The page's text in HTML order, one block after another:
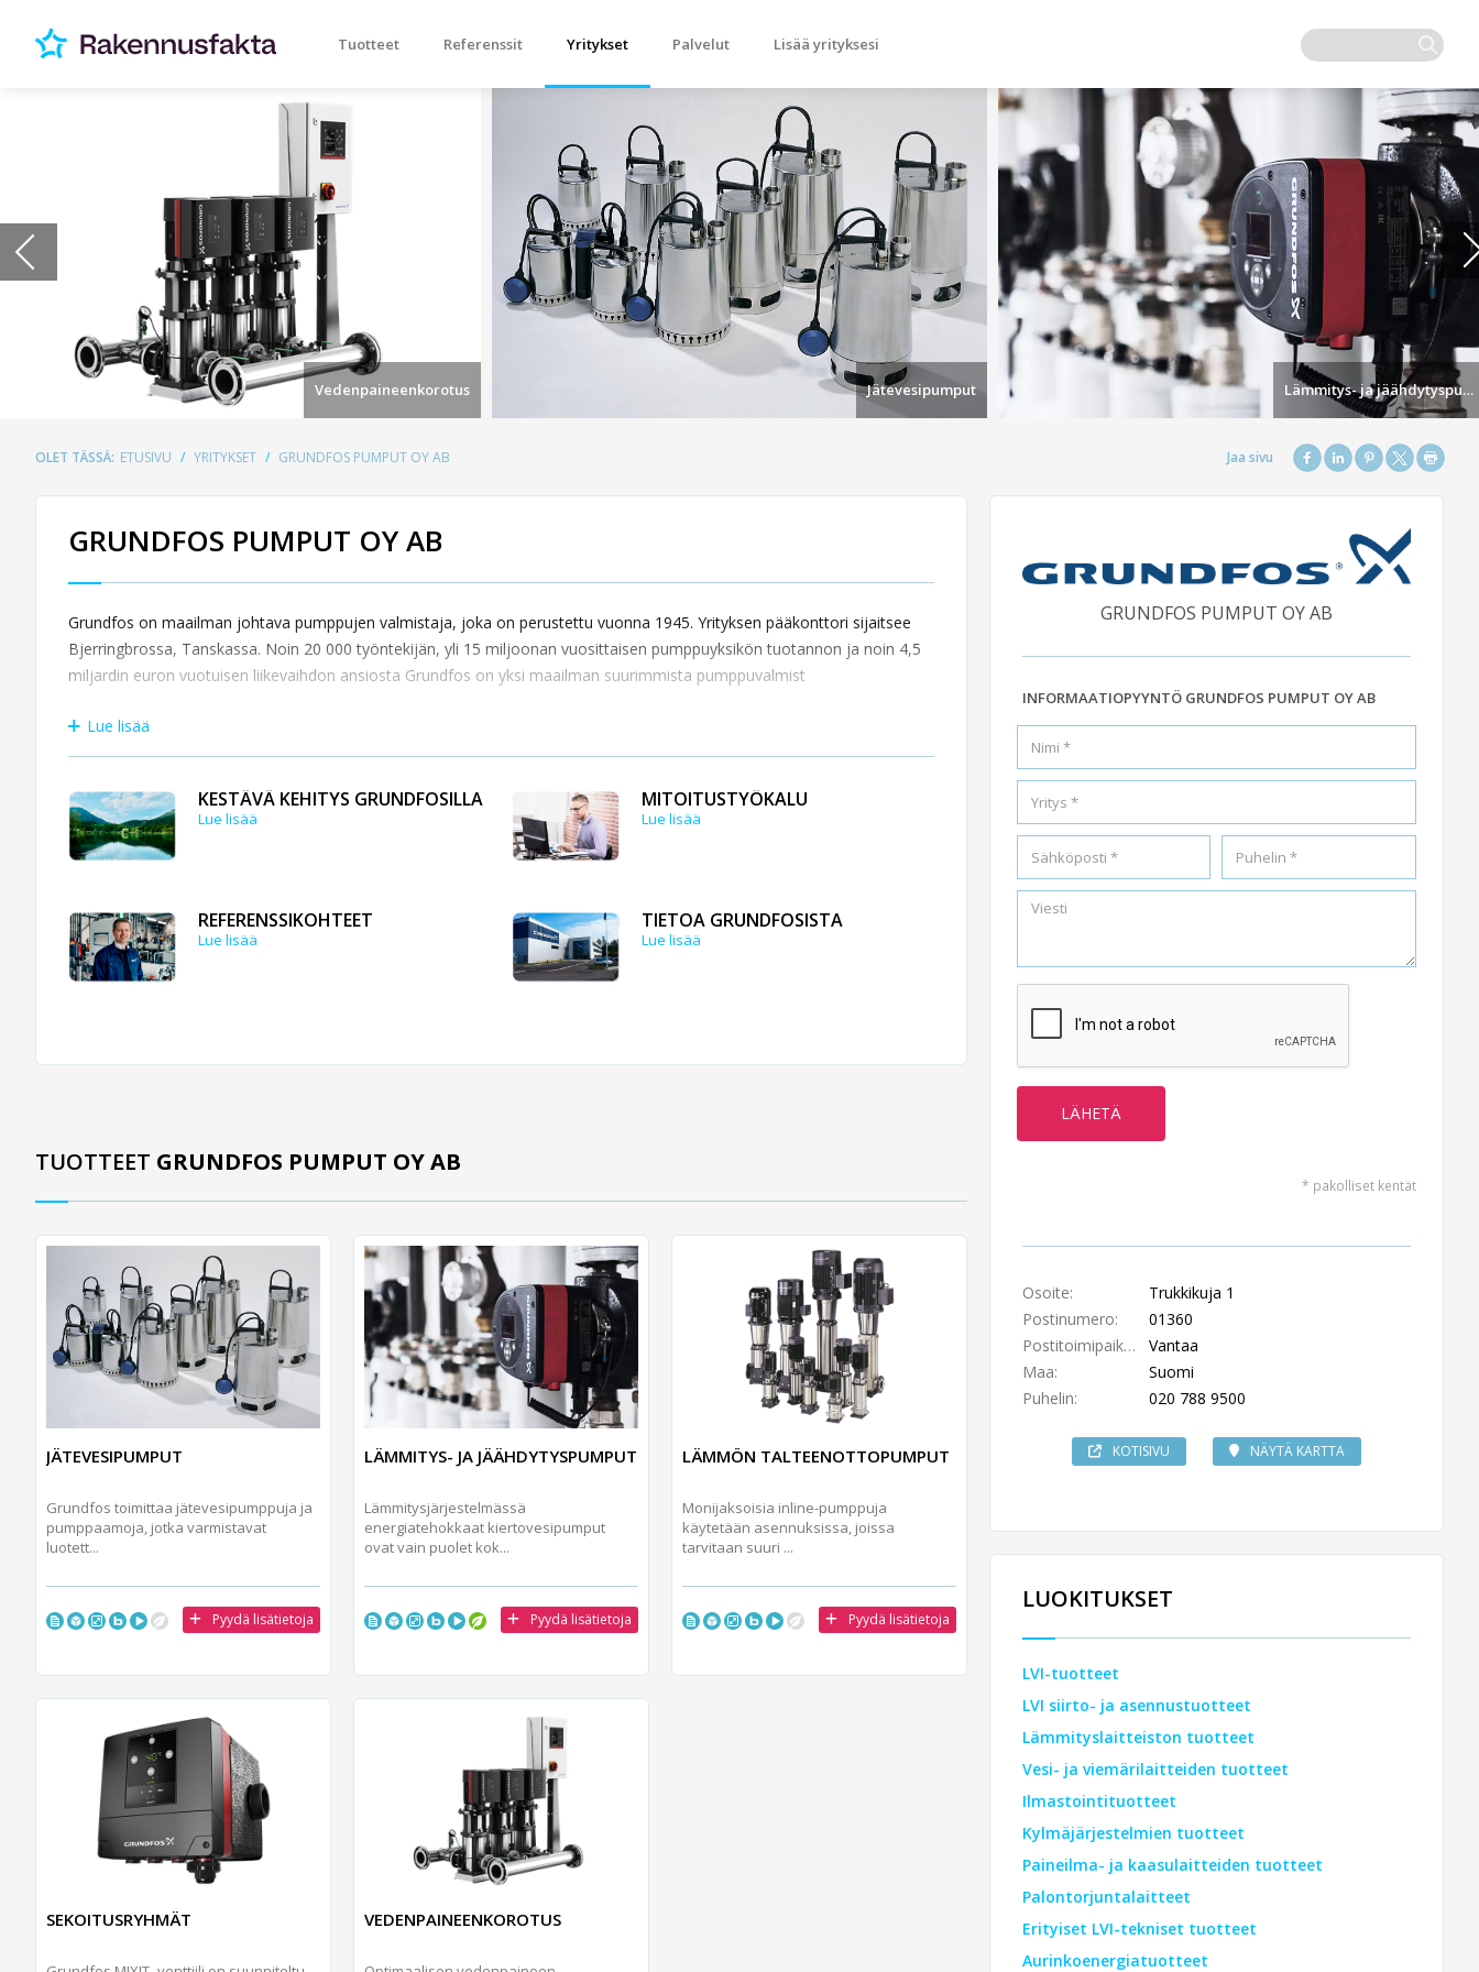
Tuotteet Referenssit Yritykset Palvelut Lisää yrityksesi
Vedenpaineenkorotus Jätevesipumput Lämmitys- ja jäähdytyspumput
OLET TÄSSÄ: ETUSIVU YRITYKSET GRUNDFOS PUMPUT OY AB
GRUNDFOS PUMPUT OY AB
Grundfos on maailman johtava pumppujen valmistaja, joka on perustettu vuonna 1945. Yrityksen pääkonttori sijaitsee
Bjerringbrossa, Tanskassa. Noin 20 000 työntekijän, yli 15 miljoonan vuosittaisen pumppuyksikön tuotannon ja noin 4,5
miljardin euron vuotuisen liikevaihdon ansiosta Grundfos on yksi maailman suurimmista pumppuvalmist
Lue lisää
KESTÄVÄ KEHITYS GRUNDFOSILLA
Lue lisää
MITOITUSTYÖKALU
Lue lisää
REFERENSSIKOHTEET
Lue lisää
TIETOA GRUNDFOSISTA
Lue lisää
TUOTTEET GRUNDFOS PUMPUT OY AB
JÄTEVESIPUMPUT
Grundfos toimittaa jätevesipumppuja ja
pumppaamoja, jotka varmistavat
luotett...
Pyydä lisätietoja
LÄMMITYS- JA JÄÄHDYTYSPUMPUT
Lämmitysjärjestelmässä
energiatehokkaat kiertovesipumput
ovat vain puolet kok...
Pyydä lisätietoja
LÄMMÖN TALTEENOTTOPUMPUT
Monijaksoisia inline-pumppuja
käytetään asennuksissa, joissa
tarvitaan suuri ...
Pyydä lisätietoja
SEKOITUSRYHMÄT VEDENPAINEENKOROTUS
GRUNDFOS PUMPUT OY AB
INFORMAATIOPYYNTÖ GRUNDFOS PUMPUT OY AB
* pakolliset kentät
Osoite:
Trukkikuja 1
Postinumero:
01360
Postitoimipaikka:
Vantaa
Maa:
Suomi
Puhelin:
020 788 9500
KOTISIVU NÄYTÄ KARTTA
LUOKITUKSET
LVI-tuotteet
LVI siirto- ja asennustuotteet
Lämmityslaitteiston tuotteet
Vesi- ja viemärilaitteiden tuotteet
Ilmastointituotteet
Kylmäjärjestelmien tuotteet
Paineilma- ja kaasulaitteiden tuotteet
Palontorjuntalaitteet
Erityiset LVI-tekniset tuotteet
Aurinkoenergiatuotteet